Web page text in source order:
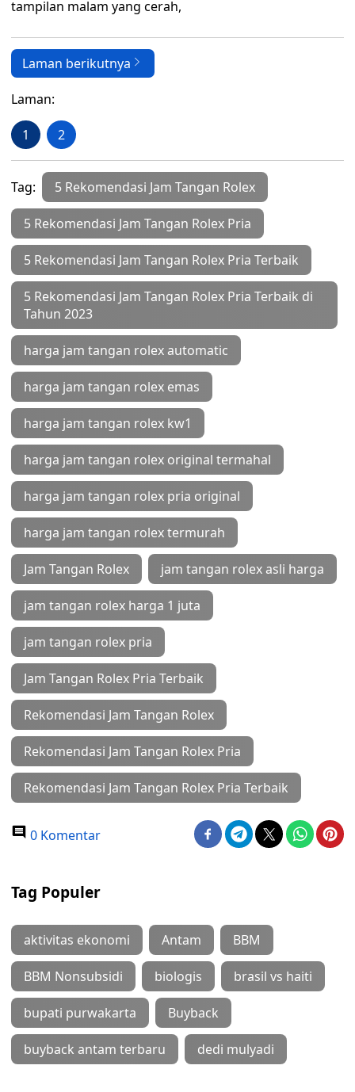
tampilan malam yang cerah,
Laman berikutnya
Laman:
1 2
Tag: 5 Rekomendasi Jam Tangan Rolex
5 Rekomendasi Jam Tangan Rolex Pria
5 Rekomendasi Jam Tangan Rolex Pria Terbaik
5 Rekomendasi Jam Tangan Rolex Pria Terbaik di
Tahun 2023
harga jam tangan rolex automatic
harga jam tangan rolex emas
harga jam tangan rolex kw1
harga jam tangan rolex original termahal
harga jam tangan rolex pria original
harga jam tangan rolex termurah
Jam Tangan Rolex jam tangan rolex asli harga
jam tangan rolex harga 1 juta
jam tangan rolex pria
Jam Tangan Rolex Pria Terbaik
Rekomendasi Jam Tangan Rolex
Rekomendasi Jam Tangan Rolex Pria
Rekomendasi Jam Tangan Rolex Pria Terbaik
0 Komentar
Tag Populer
aktivitas ekonomi Antam BBM
BBM Nonsubsidi biologis brasil vs haiti
bupati purwakarta Buyback
buyback antam terbaru dedi mulyadi